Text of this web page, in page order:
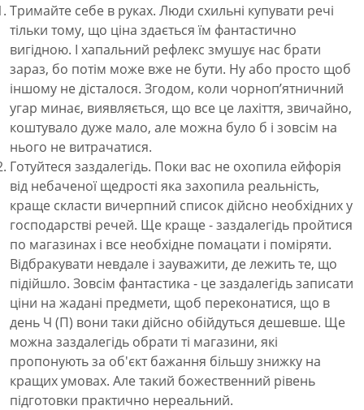
Тримайте себе в руках. Люди схильні купувати речі
тільки тому, що ціна здається їм фантастично
вигідною. І хапальний рефлекс змушує нас брати
зараз, бо потім може вже не бути. Ну або просто щоб
іншому не дісталося. Згодом, коли чорноп’ятничний
угар минає, виявляється, що все це лахіття, звичайно,
коштувало дуже мало, але можна було б і зовсім на
нього не витрачатися.
Готуйтеся заздалегідь. Поки вас не охопила ейфорія
від небаченої щедрості яка захопила реальність,
краще скласти вичерпний список дійсно необхідних у
господарстві речей. Ще краще - заздалегідь пройтися
по магазинах і все необхідне помацати і поміряти.
Відбракувати невдале і зауважити, де лежить те, що
підійшло. Зовсім фантастика - це заздалегідь записати
ціни на жадані предмети, щоб переконатися, що в
день Ч (П) вони таки дійсно обійдуться дешевше. Ще
можна заздалегідь обрати ті магазини, які
пропонують за об'єкт бажання більшу знижку на
кращих умовах. Але такий божественний рівень
підготовки практично нереальний.